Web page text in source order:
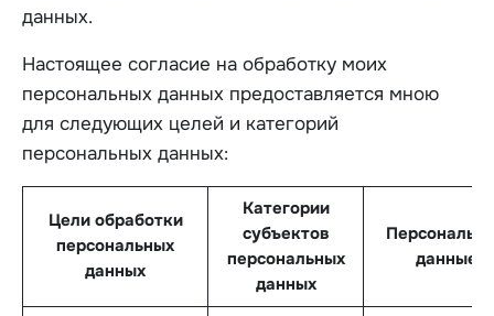
данных.
Настоящее согласие на обработку моих
персональных данных предоставляется мною
для следующих целей и категорий
персональных данных:
Цели обработки
персональных
данных
Категории
субъектов
персональных
данных
данные